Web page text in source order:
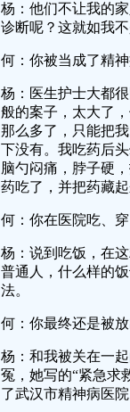
杨：他们不让我的
诊断呢？这就如我
何：你被当成了精
杨：医生护士大都
般的案子，太大了
那么多了，只能把
下没有。我吃药后
脑勺闷痛，脖子硬
药吃了，并把药藏
何：你在医院吃、
杨：说到吃饭，在
普通人，什么样的
法。
何：你最终还是被放
杨：和我被关在一
冤，她写的“紧急求
了武汉市精神病医院